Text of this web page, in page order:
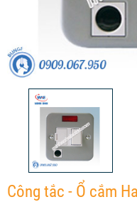
Công tắc - Ổ cắm